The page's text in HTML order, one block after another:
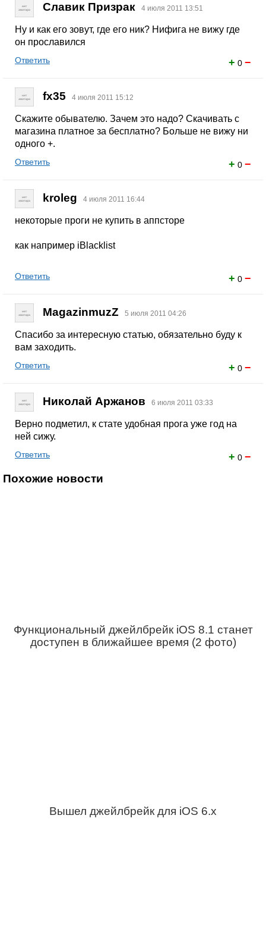
Славик Призрак 4 июля 2011 13:51
Ну и как его зовут, где его ник? Нифига не вижу где
он прославился
+ 0 −
Ответить
fx35 4 июля 2011 15:12
Скажите обывателю. Зачем это надо? Скачивать с
магазина платное за бесплатно? Больше не вижу ни
одного +.
+ 0 −
Ответить
kroleg 4 июля 2011 16:44
некоторые проги не купить в аппсторе
как например iBlacklist
+ 0 −
Ответить
MagazinmuzZ 5 июля 2011 04:26
Спасибо за интересную статью, обязательно буду к
вам заходить.
+ 0 −
Ответить
Николай Аржанов 6 июля 2011 03:33
Верно подметил, к стате удобная прога уже год на
ней сижу.
+ 0 −
Ответить
Похожие новости
Функциональный джейлбрейк iOS 8.1 станет
доступен в ближайшее время (2 фото)
Вышел джейлбрейк для iOS 6.х